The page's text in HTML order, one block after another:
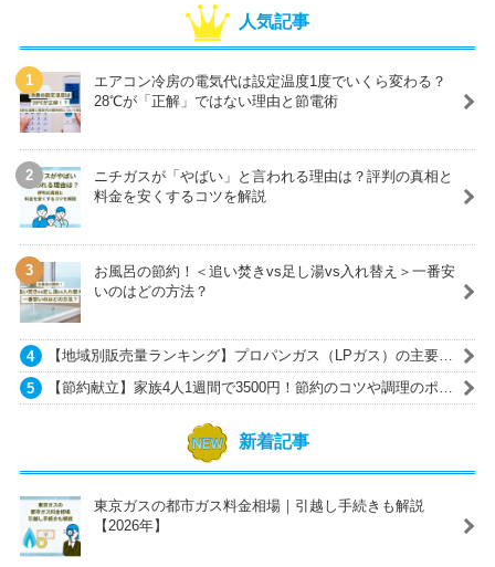
人気記事
エアコン冷房の電気代は設定温度1度でいくら変わる？
28℃が「正解」ではない理由と節電術
ニチガスが「やばい」と言われる理由は？評判の真相と
料金を安くするコツを解説
お風呂の節約！＜追い焚きvs足し湯vs入れ替え＞一番安
いのはどの方法？
【地域別販売量ランキング】プロパンガス（LPガス）の主要ガ
ス会社一覧
【節約献立】家族4人1週間で3500円！節約のコツや調理のポイ
ントも紹介
新着記事
東京ガスの都市ガス料金相場｜引越し手続きも解説
【2026年】